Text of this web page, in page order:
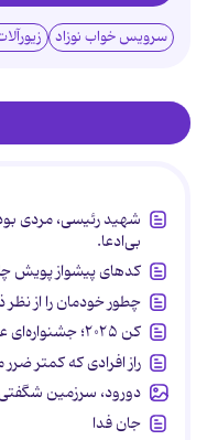
سرویس خواب نوزاد
شهید رئیسی، مردی
بی‌ادعا.
کدهای پیشواز پویش
چطور خودمان را از نظر ذهنی ۳۸ برابر
کن ۲۰۲۵؛ جشنواره‌ای علیه خانواده
راز افرادی که کمتر
دورود، سرزمین
جان فدا